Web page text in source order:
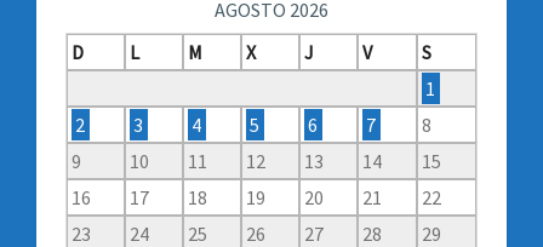
AGOSTO 2026
D
L M X J V
S
1
2
3 4 5 6 7
8
9
10 11 12 13 14
15
16
17 18 19 20 21
22
23
24 25 26 27 28
29